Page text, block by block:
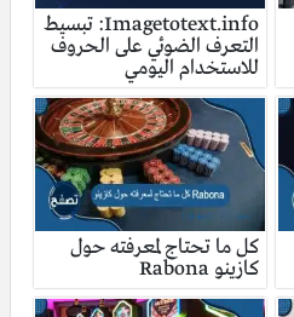
Imagetotext.info: تبسيط
التعرف الضوئي على الحروف
للاستخدام اليومي
كل ما تحتاج لمعرفته حول
كازينو Rabona